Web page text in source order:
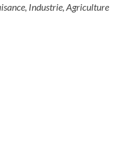
Industrie, Agriculture